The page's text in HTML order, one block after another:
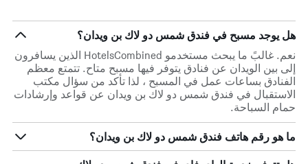
هل يوجد مسبح في فندق شمس دو لاك بن ويدان؟
نعم. غالبً ما يبحث مستخدمو HotelsCombined الذين يسافرون
إلى بين الويدان عن فنادق يتوفر فيها مسبح متاح. تتمتع معظم
الفنادق بساعات عمل في المسبح ، لذا تأكد من سؤال مكتب
الاستقبال في فندق شمس دو لاك بن ويدان عن قواعد وإرشادات
حمام السباحة.
ما هو رقم هاتف فندق شمس دو لاك بن ويدان؟